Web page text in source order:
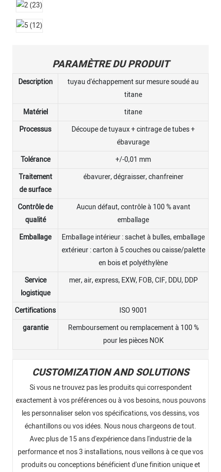
PARAMÈTRE DU PRODUIT
Description
tuyau d'échappement sur mesure soudé au
titane
Matériel
titane
Processus
Découpe de tuyaux + cintrage de tubes +
ébavurage
Tolérance
+/-0,01 mm
Traitement
de surface
ébavurer, dégraisser, chanfreiner
Contrôle de
qualité
Aucun défaut, contrôle à 100 % avant
emballage
Emballage
Emballage intérieur : sachet à bulles, emballage
extérieur : carton à 5 couches ou caisse/palette
en bois et polyéthylène
Service
logistique
mer, air, express, EXW, FOB, CIF, DDU, DDP
Certifications
ISO 9001
garantie
Remboursement ou remplacement à 100 %
pour les pièces NOK
CUSTOMIZATION AND SOLUTIONS
Si vous ne trouvez pas les produits qui correspondent
exactement à vos préférences ou à vos besoins, nous pouvons
les personnaliser selon vos spécifications, vos dessins, vos
échantillons ou vos idées. Nous nous chargeons de tout.
Avec plus de 15 ans d'expérience dans l'industrie de la
performance et nos 3 installations, nous veillons à ce que vos
produits ou conceptions bénéficient d'une finition unique et